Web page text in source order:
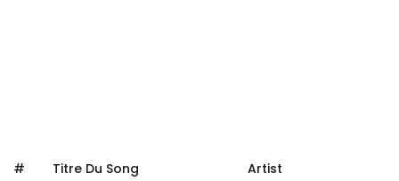
# Titre Du Song Artist